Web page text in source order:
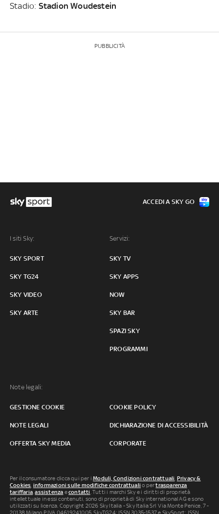
Stadio: Stadion Woudestein
PUBBLICITÀ
I siti Sky:
SKY SPORT
SKY TG24
SKY VIDEO
SKY ARTE
Servizi:
SKY TV
SKY APPS
NOW
SKY BAR
SPAZI SKY
PROGRAMMI
Note legali:
GESTIONE COOKIE COOKIE POLICY
NOTE LEGALI DICHIARAZIONE DI ACCESSIBILITÀ
OFFERTA SKY MEDIA CORPORATE
ACCEDI A SKY GO
Per il consumatore clicca qui per iModuli, Condizioni contrattuali Privacy &
Cookies informazioni sulle modifiche contrattuali o pertrasparenza
tariffaria ,assistenza econtatti . Tutti i marchi Sky e i diritti di proprietà
intellettuale in essi contenuti, sono di proprietà di Sky international AG e sono
utilizzati su licenza. Copyright 2026 Sky Italia - Sky Italia Srl Via Monte Penice, 7 -
20138 Milano P.IVA 04619241005. SkyTG24: ISSN 3035-1537 e SkySport: ISSN